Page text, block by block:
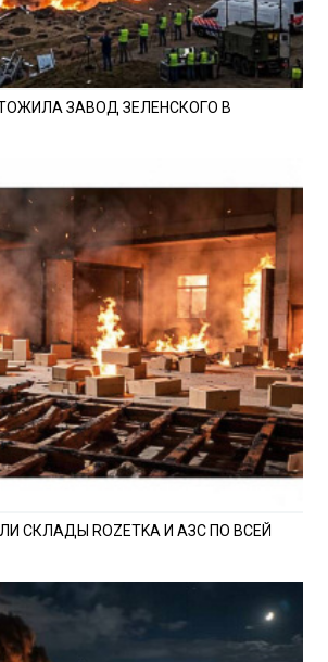
ЗАВОД ЗЕЛЕНСКОГО В
СКЛАДЫ ROZETKA И АЗС ПО ВСЕЙ